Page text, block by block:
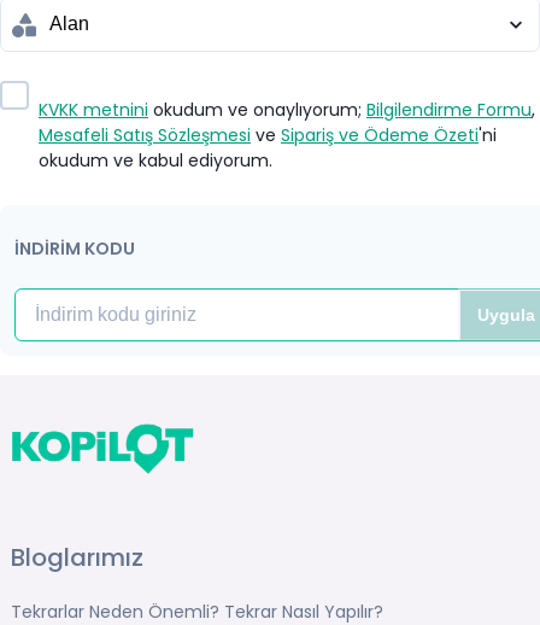
KVKK metnini okudum ve onaylıyorum; Bilgilendirme Formu,
Mesafeli Satış Sözleşmesi ve Sipariş ve Ödeme Özeti'ni
okudum ve kabul ediyorum.
İNDİRİM KODU
Uygula
Bloglarımız
Tekrarlar Neden Önemli? Tekrar Nasıl Yapılır?